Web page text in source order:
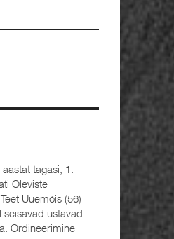
tagasi, 1.
Uuemõis (56)
ustavad